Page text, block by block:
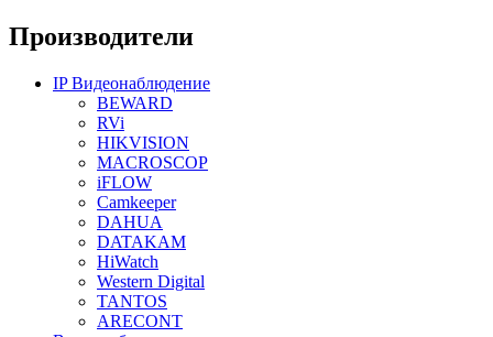
Производители
IP Видеонаблюдение
BEWARD
RVi
HIKVISION
MACROSCOP
iFLOW
Camkeeper
DAHUA
DATAKAM
HiWatch
Western Digital
TANTOS
ARECONT